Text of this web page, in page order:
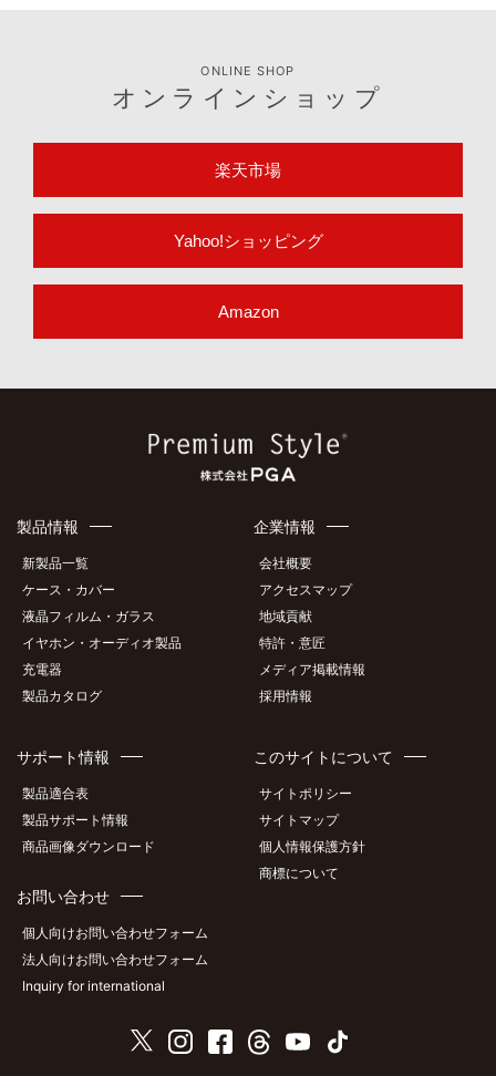
ONLINE SHOP
オンラインショップ
楽天市場
Yahoo!ショッピング
Amazon
製品情報
新製品一覧
ケース・カバー
液晶フィルム・ガラス
イヤホン・オーディオ製品
充電器
製品カタログ
企業情報
会社概要
アクセスマップ
地域貢献
特許・意匠
メディア掲載情報
採用情報
サポート情報
製品適合表
製品サポート情報
商品画像ダウンロード
お問い合わせ
個人向けお問い合わせフォーム
法人向けお問い合わせフォーム
Inquiry for international
このサイトについて
サイトポリシー
サイトマップ
個人情報保護方針
商標について